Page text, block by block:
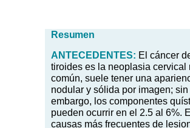
Resumen
ANTECEDENTES: El cáncer
tiroides es la neoplasia cervical
común, suele tener una
nodular y sólida por imagen; sin
embargo, los componentes
pueden ocurrir en el 2.5 al 6%.
causas más frecuentes de